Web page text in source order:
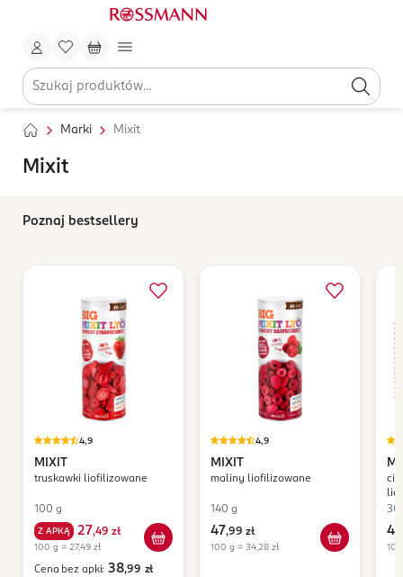
Marki Mixit
Mixit
Poznaj bestsellery
4,9
MIXIT
truskawki liofilizowane
100 g
Z APKĄ 27,49 zł
100 g = 27,49 zł
Cena bez apki: 38,99 zł
4,9
MIXIT
maliny liofilizowane
140 g
47,99 zł
100 g = 34,28 zł
30
4
100